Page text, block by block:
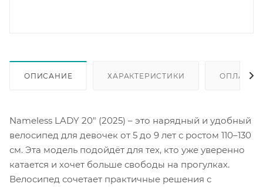
ОПИСАНИЕ ХАРАКТЕРИСТИКИ ОПЛАТА
Nameless LADY 20" (2025) – это нарядный и удобный
велосипед для девочек от 5 до 9 лет с ростом 110–130
см. Эта модель подойдёт для тех, кто уже уверенно
катается и хочет больше свободы на прогулках.
Велосипед сочетает практичные решения с